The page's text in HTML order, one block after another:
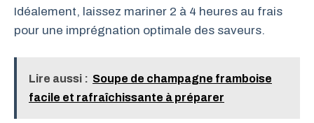
Idéalement, laissez mariner 2 à 4 heures au frais
pour une imprégnation optimale des saveurs.
Lire aussi : Soupe de champagne framboise
facile et rafraîchissante à préparer